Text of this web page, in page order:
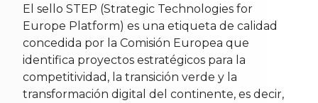
El sello STEP (Strategic Technologies for
Europe Platform) es una etiqueta de calidad
concedida por la Comisión Europea que
identifica proyectos estratégicos para la
competitividad, la transición verde y la
transformación digital del continente, es decir,